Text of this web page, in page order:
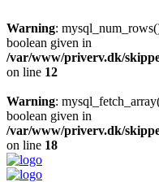
Warning:
boolean given in
/var/www/priverv.dk/
on line 12
Warning:
boolean given in
/var/www/priverv.dk/
on line 18